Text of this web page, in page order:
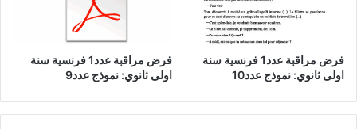
فرض مراقبة عدد1 فرنسية سنة
اولى ثانوي: نموذج عدد10
فرض مراقبة عدد1 فرنسية سنة
اولى ثانوي: نموذج عدد9